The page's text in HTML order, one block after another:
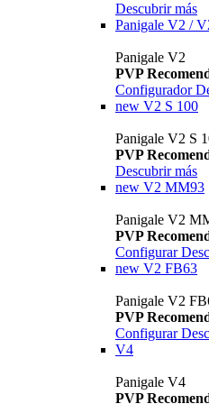
Descubrir más
Panigale V2 /
Panigale V2
PVP
Configurador
new V2 S 100
Panigale V2 S
PVP
Descubrir más
new V2 MM93
Panigale V2
PVP
Configurar
new V2 FB63
Panigale V2
PVP
Configurar
V4
Panigale V4
PVP